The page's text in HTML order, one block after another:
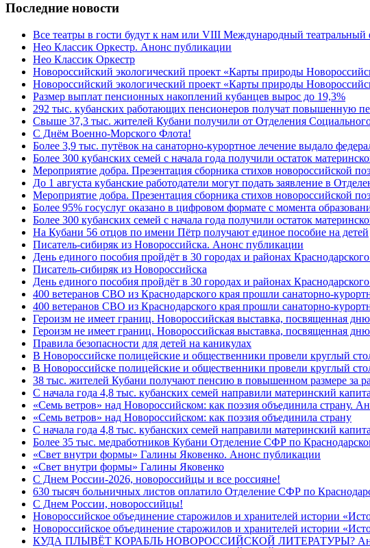
Последние новости
Все театры в гости будут к нам или VIII Международный театральный
Нео Классик Оркестр. Анонс публикации
Нео Классик Оркестр
Новороссийский экологический проект «Карты природы
Новороссийский экологический проект «Карты природы
Размер выплат пенсионных накоплений кубанцев вырос до 19,3%
292 тыс. кубанских работающих пенсионеров получат повышенную
Свыше 37,3 тыс. жителей Кубани получили от Отделения
C Днём Военно-Морского Флота!
Более 3,9 тыс. путёвок на санаторно-курортное лечение выдало
Более 300 кубанских семей с начала года получили остаток
Мероприятие добра. Презентация сборника стихов новороссийской
До 1 августа кубанские работодатели могут подать заявление в
Мероприятие добра. Презентация сборника стихов новороссийской
Более 95% госуслуг оказано в цифровом формате с момента
Более 300 кубанских семей с начала года получили остаток
На Кубани 56 отцов по имени Пётр получают единое пособие на детей
Писатель-сибиряк из Новороссийска. Анонс публикации
День единого пособия пройдёт в 30 городах и районах
Писатель-сибиряк из Новороссийска
День единого пособия пройдёт в 30 городах и районах
400 ветеранов СВО из Краснодарского края прошли санаторно-
400 ветеранов СВО из Краснодарского края прошли санаторно-
Героизм не имеет границ. Новороссийская выставка, посвященная
Героизм не имеет границ. Новороссийская выставка, посвященная
Правила безопасности для детей на каникулах
В Новороссийске полицейские и общественники провели круглый
В Новороссийске полицейские и общественники провели круглый
38 тыс. жителей Кубани получают пенсию в повышенном размере за
С начала года 4,8 тыс. кубанских семей направили материнский
«Семь ветров» над Новороссийском: как поэзия объединила страну.
«Семь ветров» над Новороссийском: как поэзия объединила страну
С начала года 4,8 тыс. кубанских семей направили материнский
Более 35 тыс. медработников Кубани Отделение СФР по
«Свет внутри формы» Галины Яковенко. Анонс публикации
«Свет внутри формы» Галины Яковенко
C Днем России-2026, новороссийцы и все россияне!
630 тысяч больничных листов оплатило Отделение СФР по
C Днем России, новороссийцы!
Новороссийское объединение старожилов и хранителей истории
Новороссийское объединение старожилов и хранителей истории
КУДА ПЛЫВЁТ КОРАБЛЬ НОВОРОССИЙСКОЙ ЛИТЕРАТУРЫ?